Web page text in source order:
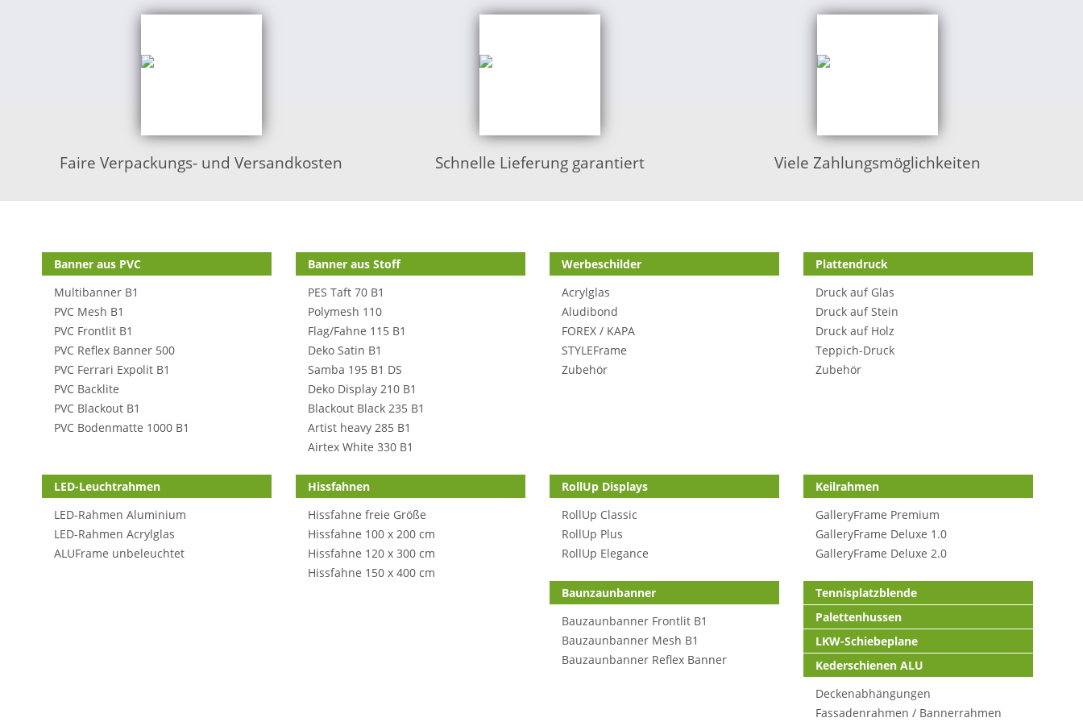
Faire Verpackungs- und Versandkosten Schnelle Lieferung garantiert Viele Zahlungsmöglichkeiten
Banner aus PVC
Multibanner B1
PVC Mesh B1
PVC Frontlit B1
PVC Reflex Banner 500
PVC Ferrari Expolit B1
PVC Backlite
PVC Blackout B1
PVC Bodenmatte 1000 B1
Banner aus Stoff
PES Taft 70 B1
Polymesh 110
Flag/Fahne 115 B1
Deko Satin B1
Samba 195 B1 DS
Deko Display 210 B1
Blackout Black 235 B1
Artist heavy 285 B1
Airtex White 330 B1
Werbeschilder
Acrylglas
Aludibond
FOREX / KAPA
STYLEFrame
Zubehör
Plattendruck
Druck auf Glas
Druck auf Stein
Druck auf Holz
Teppich-Druck
Zubehör
LED-Leuchtrahmen
LED-Rahmen Aluminium
LED-Rahmen Acrylglas
ALUFrame unbeleuchtet
Hissfahnen
Hissfahne freie Größe
Hissfahne 100 x 200 cm
Hissfahne 120 x 300 cm
Hissfahne 150 x 400 cm
RollUp Displays
RollUp Classic
RollUp Plus
RollUp Elegance
Keilrahmen
GalleryFrame Premium
GalleryFrame Deluxe 1.0
GalleryFrame Deluxe 2.0
Baunzaunbanner
Bauzaunbanner Frontlit B1
Bauzaunbanner Mesh B1
Bauzaunbanner Reflex Banner
Tennisplatzblende
Palettenhussen
LKW-Schiebeplane
Kederschienen ALU
Deckenabhängungen
Fassadenrahmen / Bannerrahmen